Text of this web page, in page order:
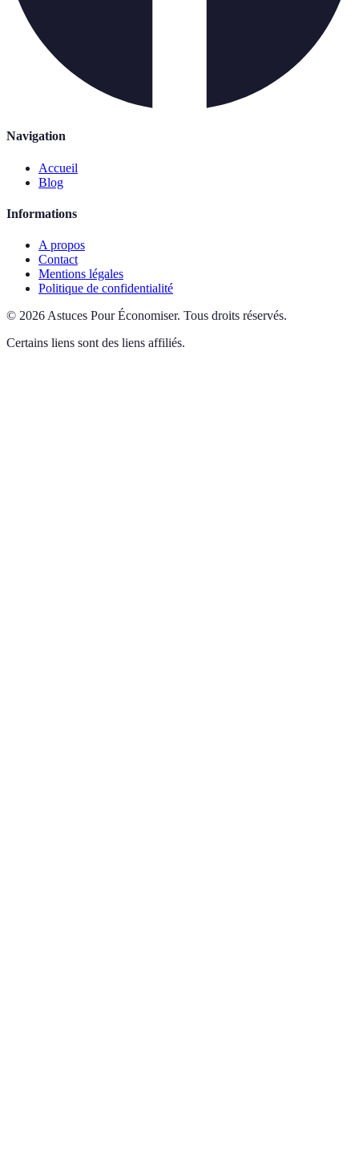
Navigation
Accueil
Blog
Informations
A propos
Contact
Mentions légales
Politique de confidentialité
© 2026 Astuces Pour Économiser. Tous droits réservés.
Certains liens sont des liens affiliés.